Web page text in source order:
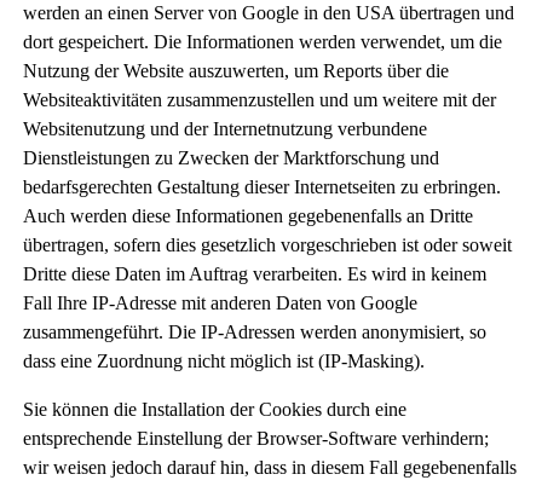
werden an einen Server von Google in den USA übertragen und
dort gespeichert. Die Informationen werden verwendet, um die
Nutzung der Website auszuwerten, um Reports über die
Websiteaktivitäten zusammenzustellen und um weitere mit der
Websitenutzung und der Internetnutzung verbundene
Dienstleistungen zu Zwecken der Marktforschung und
bedarfsgerechten Gestaltung dieser Internetseiten zu erbringen.
Auch werden diese Informationen gegebenenfalls an Dritte
übertragen, sofern dies gesetzlich vorgeschrieben ist oder soweit
Dritte diese Daten im Auftrag verarbeiten. Es wird in keinem
Fall Ihre IP-Adresse mit anderen Daten von Google
zusammengeführt. Die IP-Adressen werden anonymisiert, so
dass eine Zuordnung nicht möglich ist (IP-Masking).
Sie können die Installation der Cookies durch eine
entsprechende Einstellung der Browser-Software verhindern;
wir weisen jedoch darauf hin, dass in diesem Fall gegebenenfalls